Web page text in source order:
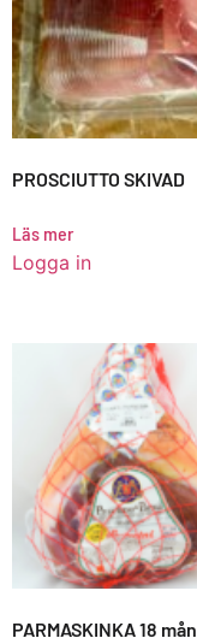
PROSCIUTTO SKIVAD
Läs mer
Logga in
PARMASKINKA 18 mån